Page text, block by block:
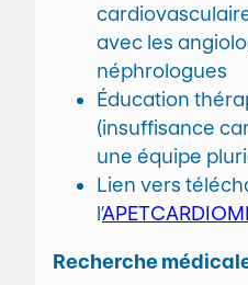
avec les
néphrologues
Éducation
(insuffisance
une équipe
Lien vers
l’
Recherche